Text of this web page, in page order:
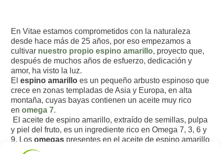
En Vitae estamos comprometidos con la naturaleza
desde hace más de 25 años, por eso empezamos a
cultivar nuestro propio espino amarillo, proyecto que,
después de muchos años de esfuerzo, dedicación y
amor, ha visto la luz.
Elespino amarillo es un pequeño arbusto espinoso que
crece en zonas templadas de Asia y Europa, en alta
montaña, cuyas bayas contienen un aceite muy rico
enomega 7.
El aceite de espino amarillo, extraído de semillas, pulpa
y piel del fruto, es un ingrediente rico en Omega 7, 3, 6 y
9. Losomegas presentes en el aceite de espino amarillo
forman parte de las membranas estructurales de la piel y